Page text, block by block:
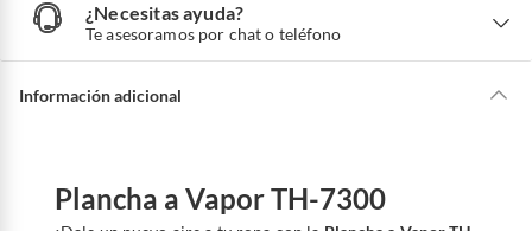
¿Necesitas ayuda?
Te asesoramos por chat o teléfono
N
e
t
Información adicional
Plancha a Vapor TH-7300